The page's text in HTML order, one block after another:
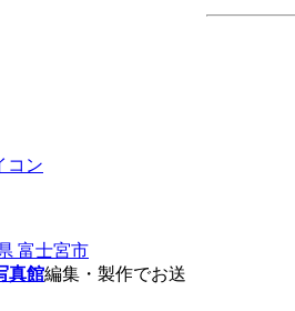
コン
真館編集・製作でお送